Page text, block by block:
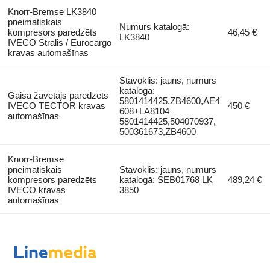
Knorr-Bremse LK3840
pneimatiskais
kompresors paredzēts
IVECO Stralis / Eurocargo
kravas automašīnas
Numurs katalogā:
LK3840
46,45 €
Gaisa žāvētājs paredzēts
IVECO TECTOR kravas
automašīnas
Stāvoklis: jauns, numurs
katalogā:
5801414425,ZB4600,AE4
608+LA8104
5801414425,504070937,
500361673,ZB4600
450 €
Knorr-Bremse
pneimatiskais
kompresors paredzēts
IVECO kravas
automašīnas
Stāvoklis: jauns, numurs
katalogā: SEB01768 LK
3850
489,24 €